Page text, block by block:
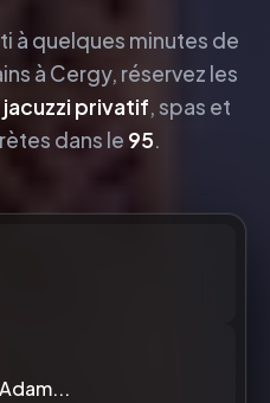
à quelques minutes de
à Cergy, réservez les
jacuzzi privatif, spas et
dans le 95.